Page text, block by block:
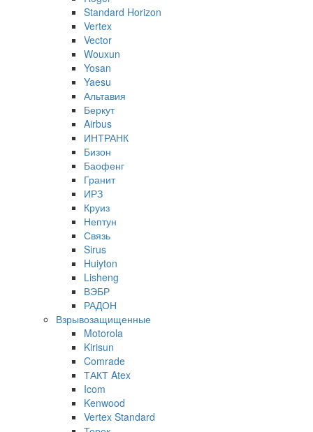
Standard Horizon
Vertex
Vector
Wouxun
Yosan
Yaesu
Альтавия
Беркут
Airbus
ИНТРАНК
Бизон
Баофенг
Гранит
ИРЗ
Круиз
Нептун
Связь
Sirus
Huiyton
Lisheng
ВЭБР
РАДОН
Взрывозащищенные
Motorola
Kirisun
Comrade
ТАКТ Atex
Icom
Kenwood
Vertex Standard